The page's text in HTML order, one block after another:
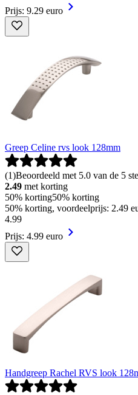
Prijs: 9.29 euro
Greep Celine rvs look 128mm
(1)Beoordeeld met 5.0 van de 5
2.49 met korting
50% korting50% korting
50% korting, voordeelprijs: 2.49
4.99
Prijs: 4.99 euro
Handgreep Rachel RVS look